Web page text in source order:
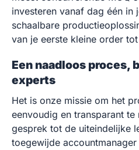
investeren vanaf dag één in
schaalbare
van je eerste kleine order
Een naadloos proces,
experts
Het is onze missie om het
eenvoudig en transparant te
gesprek tot de uiteindelijke
toegewijde